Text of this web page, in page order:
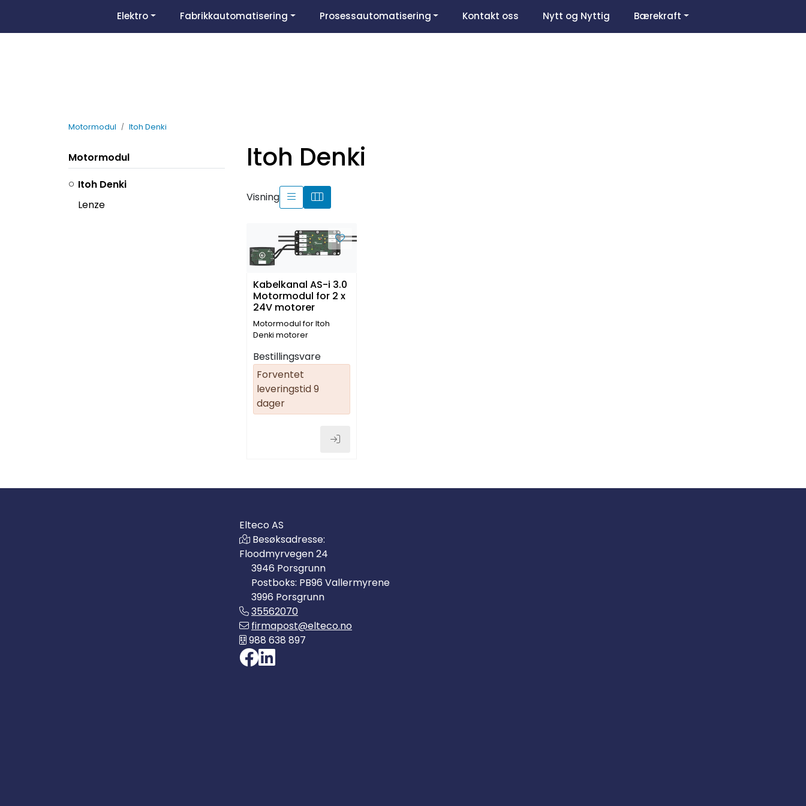
Om oss Favoritter
Elektro Fabrikkautomatisering Prosessautomatisering Kontakt oss Nytt og Nyttig Bærekraft
Motormodul Itoh Denki
Motormodul
Itoh Denki
Lenze
Itoh Denki
Visning
Kabelkanal AS-i 3.0
Motormodul for 2 x
24V motorer
Motormodul for Itoh
Denki motorer
Bestillingsvare
Forventet
leveringstid 9
dager
Elteco AS
Besøksadresse:
Floodmyrvegen 24
3946 Porsgrunn
Postboks: PB96 Vallermyrene
3996 Porsgrunn
35562070
firmapost@elteco.no
988 638 897